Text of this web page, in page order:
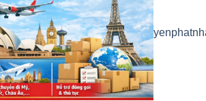
#chuyenphatquocte